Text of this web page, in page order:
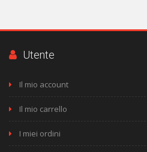
Utente
Il mio account
Il mio carrello
I miei ordini